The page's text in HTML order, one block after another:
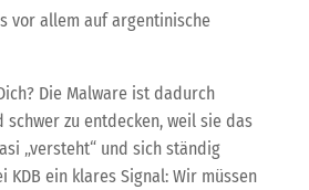
vor allem auf argentinische
Die Malware ist dadurch
zu entdecken, weil sie das
„versteht“ und sich ständig
KDB ein klares Signal: Wir müssen